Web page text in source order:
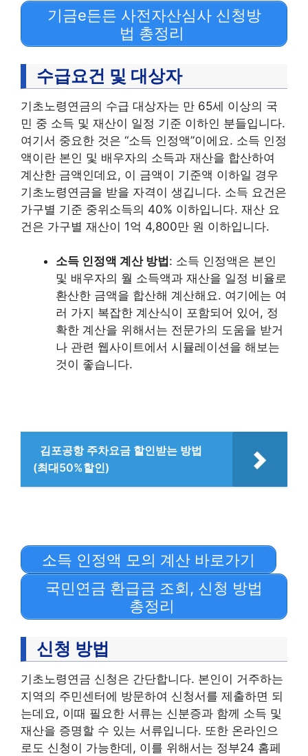
기금e든든 사전자산심사 신청방
법 총정리
수급요건 및 대상자
기초노령연금의 수급 대상자는 만 65세 이상의 국
민 중 소득 및 재산이 일정 기준 이하인 분들입니다.
여기서 중요한 것은 “소득 인정액”이에요. 소득 인정
액이란 본인 및 배우자의 소득과 재산을 합산하여
계산한 금액인데요, 이 금액이 기준액 이하일 경우
기초노령연금을 받을 자격이 생깁니다. 소득 요건은
가구별 기준 중위소득의 40% 이하입니다. 재산 요
건은 가구별 재산이 1억 4,800만 원 이하입니다.
소득 인정액 계산 방법 : 소득 인정액은 본인
및 배우자의 월 소득액과 재산을 일정 비율로
환산한 금액을 합산해 계산해요. 여기에는 여
러 가지 복잡한 계산식이 포함되어 있어, 정
확한 계산을 위해서는 전문가의 도움을 받거
나 관련 웹사이트에서 시뮬레이션을 해보는
것이 좋습니다.
김포공항 주차요금 할인받는 방법
(최대50%할인)
소득 인정액 모의 계산 바로가기
국민연금 환급금 조회, 신청 방법
총정리
신청 방법
기초노령연금 신청은 간단합니다. 본인이 거주하는
지역의 주민센터에 방문하여 신청서를 제출하면 되
는데요, 이때 필요한 서류는 신분증과 함께 소득 및
재산을 증명할 수 있는 서류입니다. 또한 온라인으
로도 신청이 가능한데, 이를 위해서는 정부24 홈페